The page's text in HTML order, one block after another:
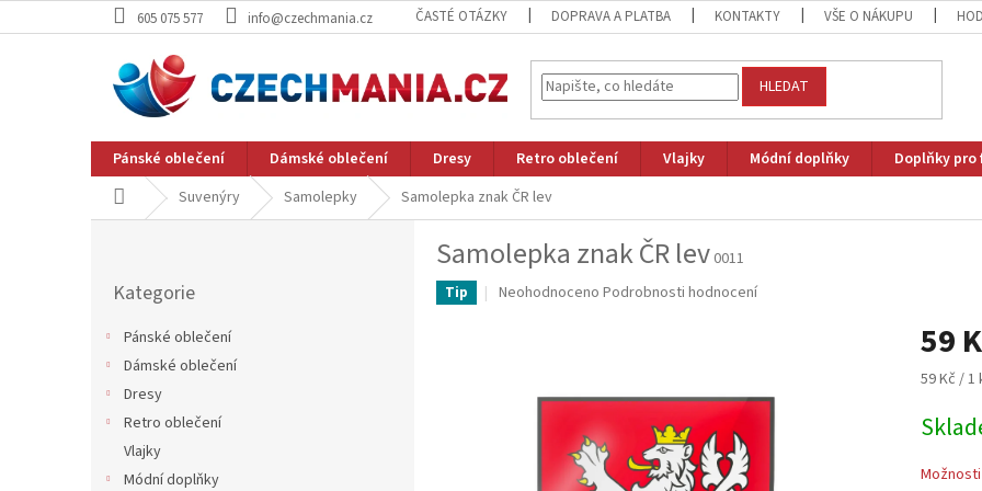
na
605 075 577 info@czechmania.cz ČASTÉ OTÁZKY DOPRAVA A PLATBA KONTAKTY VŠE O NÁKUPU
HLEDAT
Pánské oblečení Dámské oblečení Dresy Retro oblečení Vlajky Módní doplňky Doplňky
Domů Suvenýry Samolepky Samolepka znak ČR lev
kategorie
Kategorie
Pánské oblečení
Dámské oblečení
Dresy
Retro oblečení
Vlajky
Módní doplňky
Samolepka znak ČR lev 0011
Tip
Průměrné
Neohodnoceno Podrobnosti hodnocení
59
Měrná
59 Kč / 1